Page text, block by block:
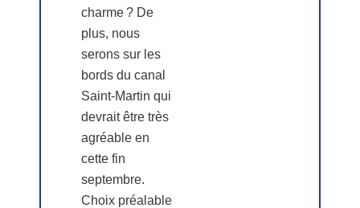
charme ? De
plus, nous
serons sur les
bords du canal
Saint-Martin qui
devrait être très
agréable en
cette fin
septembre.
Choix préalable